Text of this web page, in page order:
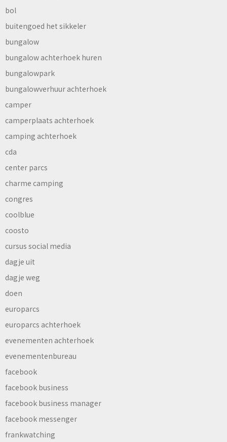
bol
buitengoed het sikkeler
bungalow
bungalow achterhoek huren
bungalowpark
bungalowverhuur achterhoek
camper
camperplaats achterhoek
camping achterhoek
cda
center parcs
charme camping
congres
coolblue
coosto
cursus social media
dagje uit
dagje weg
doen
europarcs
europarcs achterhoek
evenementen achterhoek
evenementenbureau
facebook
facebook business
facebook business manager
facebook messenger
frankwatching